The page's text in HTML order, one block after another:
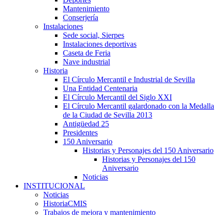
Mantenimiento
Conserjería
Instalaciones
Sede social, Sierpes
Instalaciones deportivas
Caseta de Feria
Nave industrial
Historia
El Círculo Mercantil e Industrial de Sevilla
Una Entidad Centenaria
El Círculo Mercantil del Siglo XXI
El Círculo Mercantil galardonado con la Medalla
de la Ciudad de Sevilla 2013
Antigüedad 25
Presidentes
150 Aniversario
Historias y Personajes del 150 Aniversario
Historias y Personajes del 150
Aniversario
Noticias
INSTITUCIONAL
Noticias
HistoriaCMIS
Trabajos de mejora y mantenimiento